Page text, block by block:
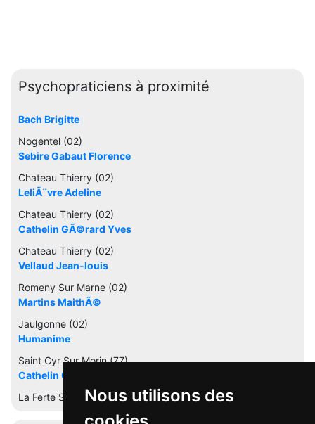
Nous utilisons des
Psychopraticiens à proximité
Bach Brigitte
Nogentel (02)
Sebire Gabaut Florence
Chateau Thierry (02)
LeliÃ¨vre Adeline
Chateau Thierry (02)
Cathelin GÃ©rard Yves
Chateau Thierry (02)
Vellaud Jean-louis
Romeny Sur Marne (02)
Martins MaithÃ©
Jaulgonne (02)
Humanime
Saint Cyr Sur Morin (77)
Cathelin GÃ©rard Yves
La Ferte Sous Jouarre (77)